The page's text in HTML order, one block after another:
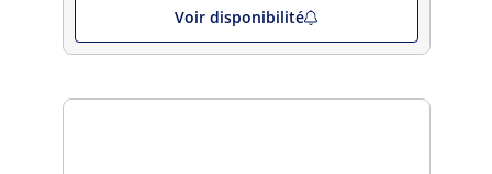
Voir disponibilité